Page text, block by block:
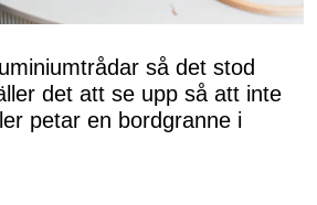
så det stod
det att se upp så att inte
petar en bordgranne i